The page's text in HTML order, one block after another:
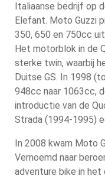
Italiaanse bedrijf op
Elefant. Moto Guzzi
350, 650 en 750cc
Het motorblok in de
sterke twin, waarbij
Duitse GS. In 1998
948cc naar 1063cc,
introductie van de
Strada (1994-1995)
In 2008 kwam Moto
Vernoemd naar
adventure bike in